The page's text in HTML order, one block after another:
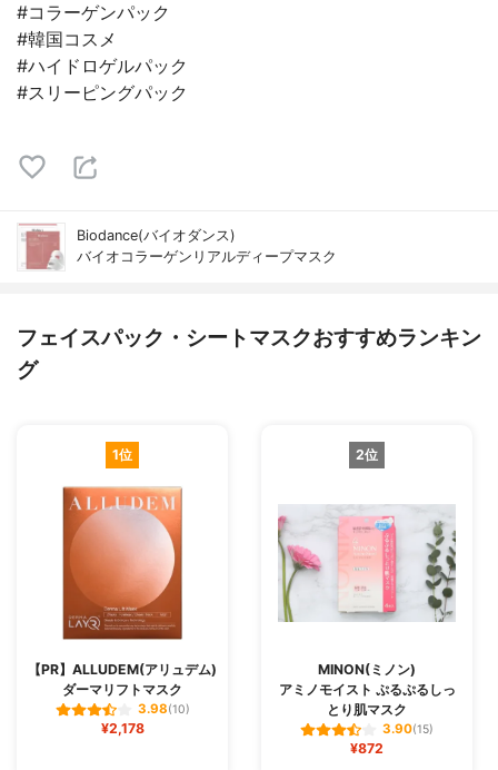
#コラーゲンパック
#韓国コスメ
#ハイドロゲルパック
#スリーピングパック
Biodance(バイオダンス)
バイオコラーゲンリアルディープマスク
フェイスパック・シートマスクおすすめランキン
グ
1位
【PR】ALLUDEM(アリュデム)
ダーマリフトマスク
3.98(10)
¥2,178
2位
MINON(ミノン)
アミノモイスト ぷるぷるしっ
とり肌マスク
3.90(15)
¥872